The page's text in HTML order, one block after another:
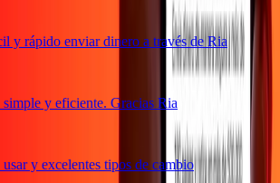
rápido enviar dinero a través de Ria
y eficiente. Gracias Ria
y excelentes tipos de cambio